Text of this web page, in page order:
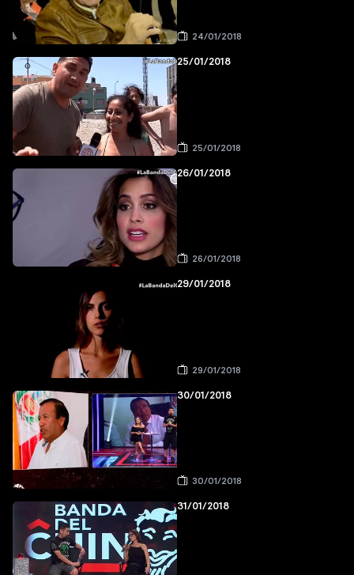
24/01/2018
25/01/2018
25/01/2018
26/01/2018
26/01/2018
29/01/2018
29/01/2018
30/01/2018
30/01/2018
31/01/2018